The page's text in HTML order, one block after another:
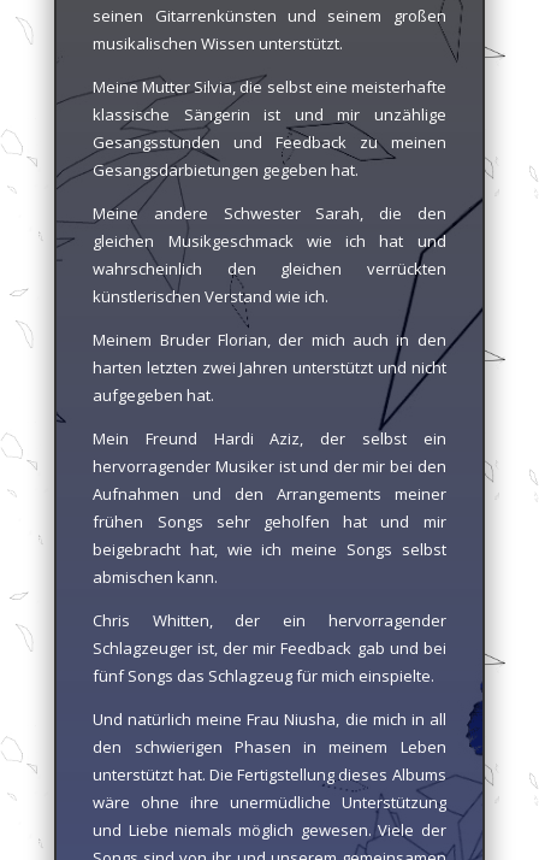
seinen Gitarrenkünsten und seinem großen
musikalischen Wissen unterstützt.
Meine Mutter Silvia, die selbst eine meisterhafte
klassische Sängerin ist und mir unzählige
Gesangsstunden und Feedback zu meinen
Gesangsdarbietungen gegeben hat.
Meine andere Schwester Sarah, die den
gleichen Musikgeschmack wie ich hat und
wahrscheinlich den gleichen verrückten
künstlerischen Verstand wie ich.
Meinem Bruder Florian, der mich auch in den
harten letzten zwei Jahren unterstützt und nicht
aufgegeben hat.
Mein Freund Hardi Aziz, der selbst ein
hervorragender Musiker ist und der mir bei den
Aufnahmen und den Arrangements meiner
frühen Songs sehr geholfen hat und mir
beigebracht hat, wie ich meine Songs selbst
abmischen kann.
Chris Whitten, der ein hervorragender
Schlagzeuger ist, der mir Feedback gab und bei
fünf Songs das Schlagzeug für mich einspielte.
Und natürlich meine Frau Niusha, die mich in all
den schwierigen Phasen in meinem Leben
unterstützt hat. Die Fertigstellung dieses Albums
wäre ohne ihre unermüdliche Unterstützung
und Liebe niemals möglich gewesen. Viele der